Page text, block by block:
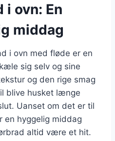
i ovn: En
middag
i ovn med fløde er en
sig selv og sine
og den rige smag
blive husket længe
Uanset om det er til
en hyggelig middag
altid være et hit.